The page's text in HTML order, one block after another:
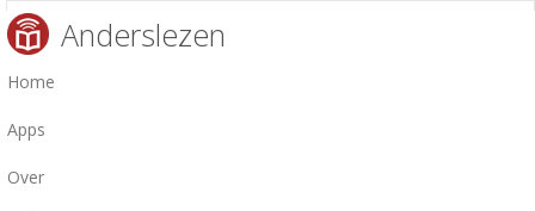
Anderslezen
Home
Apps
Over